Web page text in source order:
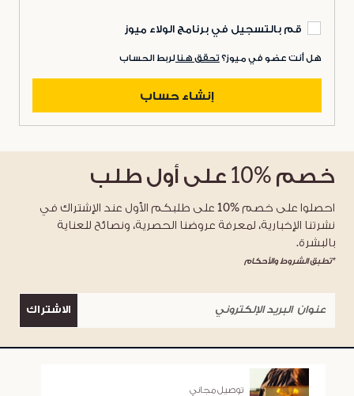
قم بالتسجيل في برنامج الولاء ميوز
هل أنت عضو في ميوز؟ تحقق هنا لربط الحساب
إنشاء حساب
خصم %10 على أول طلب
احصلوا على خصم %10 على طلبكم الأول عند الإشتراك في
نشرتنا الإخبارية، لمعرفة عروضنا الحصرية، ونصائح للعناية
بالبشرة.
*تطبق الشروط والأحكام
الاشتراك
توصيل مجاني